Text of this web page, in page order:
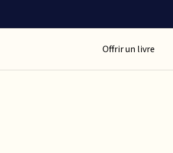
Offrir un livre